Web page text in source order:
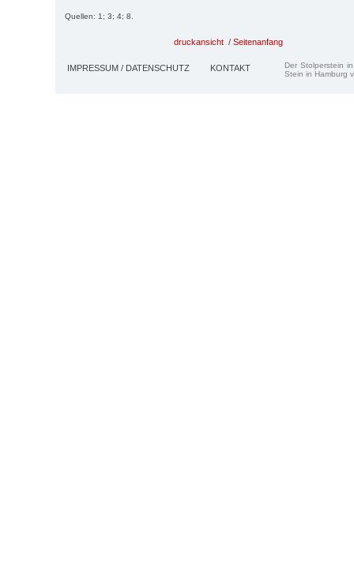
Quellen: 1; 3; 4; 8.
druckansicht / Seitenanfang
IMPRESSUM / DATENSCHUTZ KONTAKT
Der Stolperstein
Stein in Hamburg